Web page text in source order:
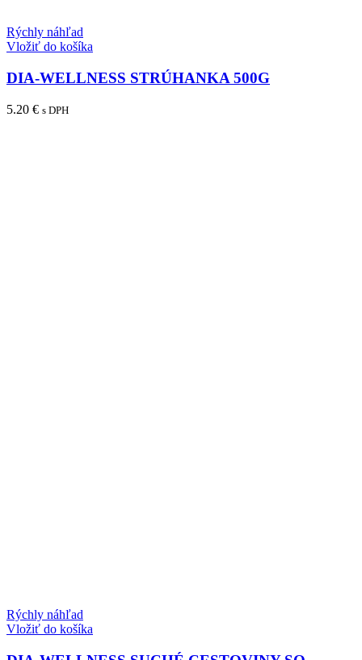
Rýchly náhľad
Vložiť do košíka
DIA-WELLNESS STRÚHANKA 500G
5.20 € s DPH
Rýchly náhľad
Vložiť do košíka